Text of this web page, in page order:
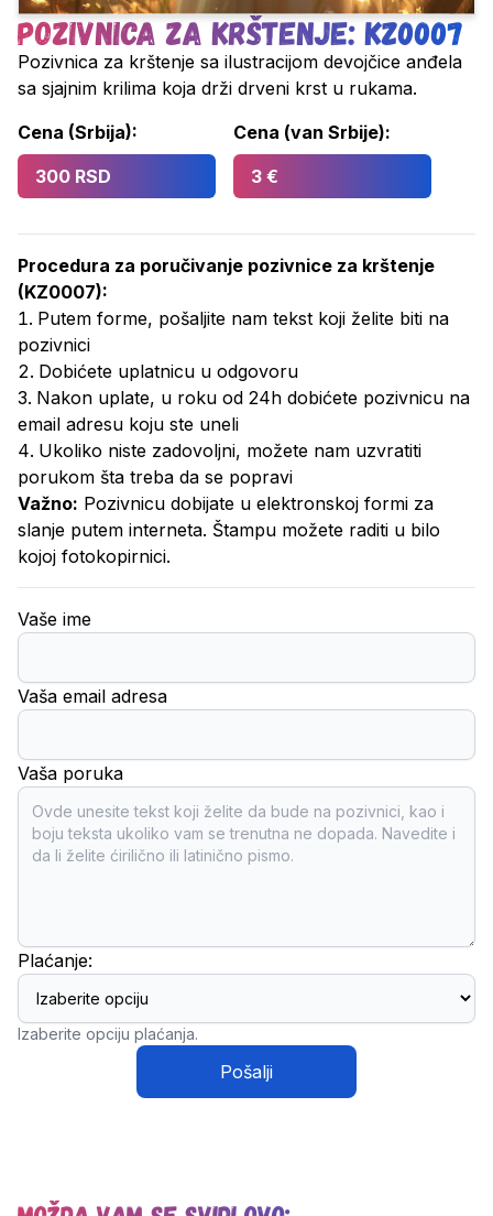
Pozivnica za krštenje: KZ0007
Pozivnica za krštenje sa ilustracijom devojčice anđela
sa sjajnim krilima koja drži drveni krst u rukama.
Cena (Srbija):
300 RSD
Cena (van Srbije):
3 €
Procedura za poručivanje pozivnice za krštenje
(KZ0007):
Putem forme, pošaljite nam tekst koji želite biti na
pozivnici
Dobićete uplatnicu u odgovoru
Nakon uplate, u roku od 24h dobićete pozivnicu na
email adresu koju ste uneli
Ukoliko niste zadovoljni, možete nam uzvratiti
porukom šta treba da se popravi
Važno: Pozivnicu dobijate u elektronskoj formi za
slanje putem interneta. Štampu možete raditi u bilo
kojoj fotokopirnici.
Vaše ime
Vaša email adresa
Vaša poruka
Plaćanje:
Izaberite opciju plaćanja.
Pošalji